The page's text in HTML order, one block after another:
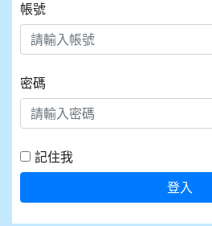
帳號
密碼
記住我
登入